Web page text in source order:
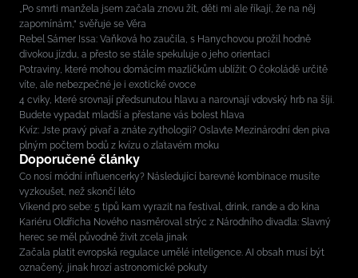
„Po smrti manžela jsem začala znovu žít, děti mi ale říkají, že na něj
zapomínám,“ svěřuje se Věra
Rebel Sámer Issa: Vaňková ho zaučila, s Hanychovou prožil hodně
divokou jízdu, a přesto se stále spekuluje o jeho orientaci
Potraviny, které mohou domácím mazlíčkům ublížit: O čokoládě určitě
víte, ale nebezpečné je i exotické ovoce
4 cviky, které srovnají předsunutou hlavu a narovnají vdovský hrb na šíji.
Budete vypadat mladší a přestane vás bolest hlava
Kvíz: Jste pravý pivař a znáte zythologii? Oslavte Mezinárodní den piva
plným počtem bodů z kvízu o zlatavém moku
Doporučené články
Co nosí módní influencerky? Následující barevné kombinace musíte
vyzkoušet, než skončí léto
Víkend pro sebe: 5 tipů kam vyrazit na festival, drink, rande a do kina
Kariéru Oldřicha Nového nasměroval strýc z Národního divadla: Slavný
herec se měl původně živit zcela jinak
Začala platit evropská regulace umělé inteligence. AI obsah musí být
označený, jinak hrozí astronomické pokuty